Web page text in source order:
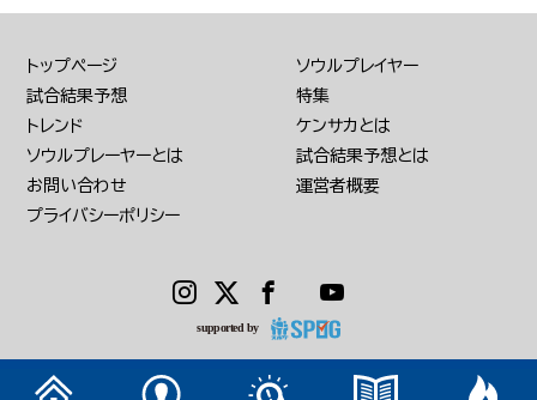
トップページ
ソウルプレイヤー
試合結果予想
特集
トレンド
ケンサカとは
ソウルプレーヤーとは
試合結果予想とは
お問い合わせ
運営者概要
プライバシーポリシー